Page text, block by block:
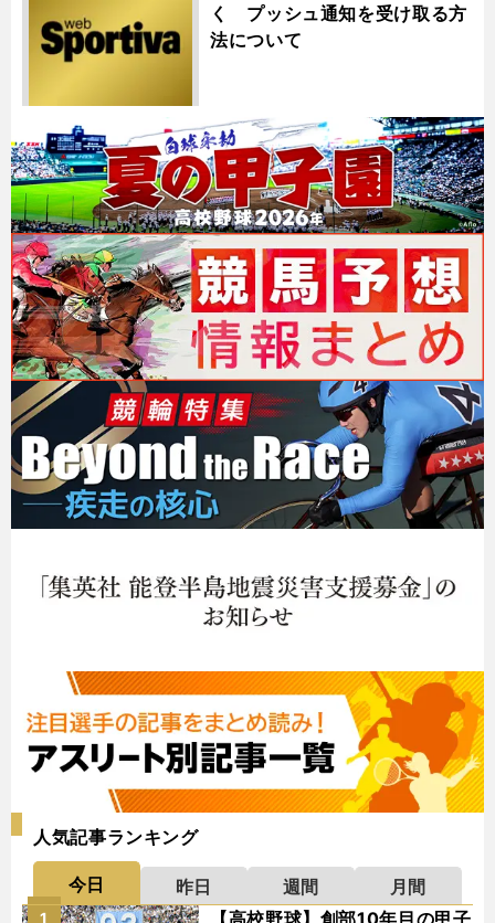
く プッシュ通知を受け取る方
法について
人気記事ランキング
今日 昨日 週間
月間
1